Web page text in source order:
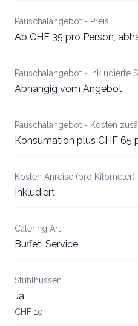
Pauschalangebot - Preis
Ab CHF 35 pro Person,
Pauschalangebot - Inkludierte
Abhängig vom Angebot
Pauschalangebot - Kosten
Konsumation plus CHF 65
Kosten Anreise (pro Kilometer)
Inkludiert
Catering Art
Buffet, Service
Stuhlhussen
Ja
CHF 10